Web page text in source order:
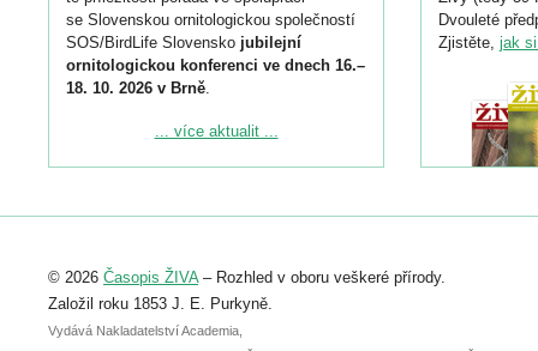
se Slovenskou ornitologickou společností
SOS/BirdLife Slovensko jubilejní
ornitologickou konferenci ve dnech 16.–
18. 10. 2026 v Brně.
Podrobnější informace ke konferenci
Registrovat se můžete do 6. září.
abstraktu přihlášené přednášky nebo
posteru je už 30. června.
... více aktualit ...
Dvouleté
Zjistěte, jak
© 2026 Časopis ŽIVA– Rozhled v oboru veškeré přírody.
Založil roku 1853 J. E. Purkyně.
Vydává Nakladatelství Academia,